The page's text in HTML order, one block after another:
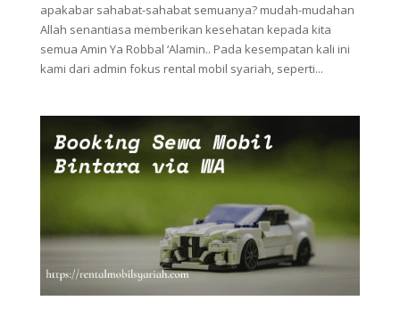
apakabar sahabat-sahabat semuanya? mudah-mudahan
Allah senantiasa memberikan kesehatan kepada kita
semua Amin Ya Robbal ‘Alamin.. Pada kesempatan kali ini
kami dari admin fokus rental mobil syariah, seperti...